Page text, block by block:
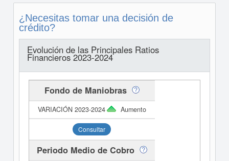
¿Necesitas tomar una decisión de
crédito?
Evolución de las Principales Ratios
Financieros 2023-2024
Fondo de Maniobras
Aumento
Consultar
Periodo Medio de Cobro